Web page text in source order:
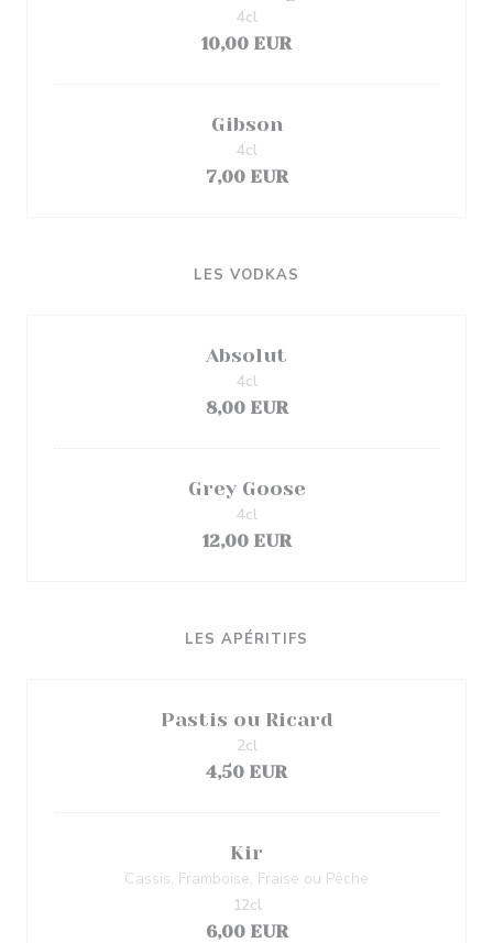
10,00 EUR
4cl
Gibson
7,00 EUR
4cl
LES VODKAS
Absolut
8,00 EUR
4cl
Grey Goose
12,00 EUR
4cl
LES APÉRITIFS
Pastis ou Ricard
4,50 EUR
2cl
Kir
Cassis, Framboise, Fraise ou Pêche
6,00 EUR
12cl